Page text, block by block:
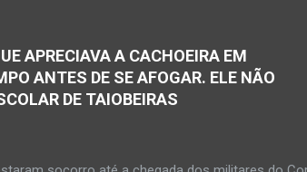
APRECIAVA A CACHOEIRA EM
ANTES DE SE AFOGAR. ELE NÃO
DE TAIOBEIRAS